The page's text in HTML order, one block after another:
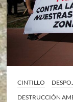
CINTILLO
DESTRUCCIÓN